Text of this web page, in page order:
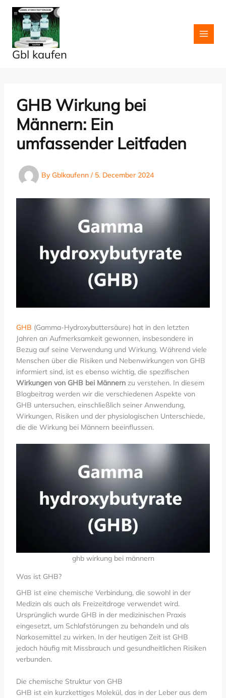
Skip
content
Gbl kaufen
GHB Wirkung bei
Männern: Ein
umfassender Leitfaden
By Gblkaufenn / 5. December 2024
GHB (Gamma-Hydroxybuttersäure) hat in den letzten
Jahren an Aufmerksamkeit gewonnen, insbesondere in
Bezug auf seine Verwendung und Wirkung. Während viele
Menschen über die Risiken und Nebenwirkungen von GHB
informiert sind, ist es ebenso wichtig, die spezifischen
Wirkungen von GHB bei Männernzu verstehen. In diesem
Blogbeitrag werden wir die verschiedenen Aspekte von
GHB untersuchen, einschließlich seiner Anwendung,
Wirkungen, Risiken und der physiologischen Unterschiede,
die die Wirkung bei Männern beeinflussen.
ghb wirkung bei männern
Was ist GHB?
GHB ist eine chemische Verbindung, die sowohl in der
Medizin als auch als Freizeitdroge verwendet wird.
Ursprünglich wurde GHB in der medizinischen Praxis
eingesetzt, um Schlafstörungen zu behandeln und als
Narkosemittel zu wirken. In der heutigen Zeit ist GHB
jedoch häufig mit Missbrauch und gesundheitlichen Risiken
verbunden.
Die chemische Struktur von GHB
GHB ist ein kurzkettiges Molekül, das in der Leber aus dem